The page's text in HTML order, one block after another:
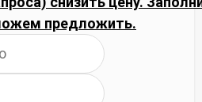
предложить.